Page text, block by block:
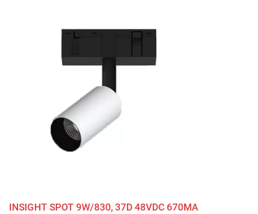
INSIGHT SPOT 9W/830, 37D 48VDC 670MA